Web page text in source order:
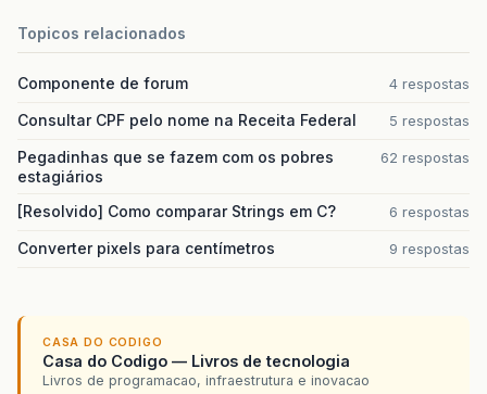
Topicos relacionados
Componente de forum 4 respostas
Consultar CPF pelo nome na Receita Federal 5 respostas
Pegadinhas que se fazem com os pobres
estagiários
62 respostas
[Resolvido] Como comparar Strings em C? 6 respostas
Converter pixels para centímetros 9 respostas
CASA DO CODIGO
Casa do Codigo — Livros de tecnologia
Livros de programacao, infraestrutura e inovacao